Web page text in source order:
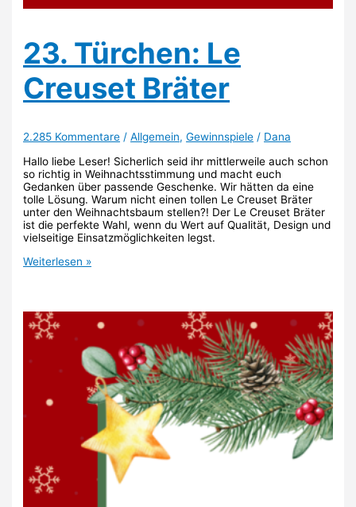
23. Türchen: Le
Creuset Bräter
2.285 Kommentare /Allgemein,Gewinnspiele / Dana
Hallo liebe Leser! Sicherlich seid ihr mittlerweile auch schon
so richtig in Weihnachtsstimmung und macht euch
Gedanken über passende Geschenke. Wir hätten da eine
tolle Lösung. Warum nicht einen tollen Le Creuset Bräter
unter den Weihnachtsbaum stellen?! Der Le Creuset Bräter
ist die perfekte Wahl, wenn du Wert auf Qualität, Design und
vielseitige Einsatzmöglichkeiten legst.
23.
Bräter
Weiterlesen »